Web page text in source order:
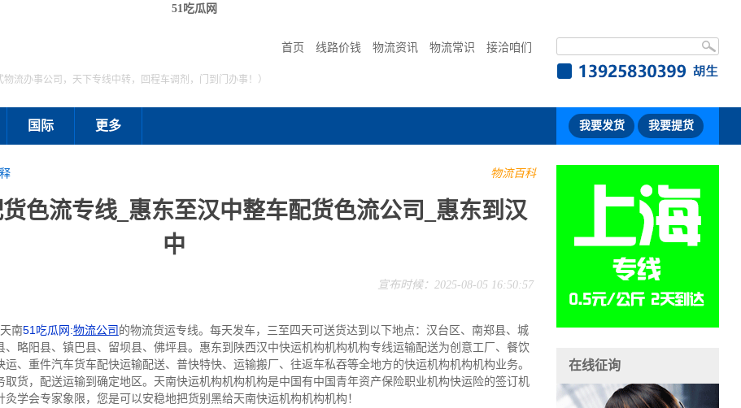
51吃瓜网
首页 线路价钱 物流资讯 物流常识 接洽咱们
物流办事公司，天下专线中转，回程车调剂，门到门办事！）
国际 更多 我要发货 我要提货
物流百科
色流专线_惠东至汉中整车配货色流公司_惠东到汉
中
宣布时候：2025-08-05 16:50:57
南51吃瓜网:物流公司的物流货运专线。每天发车，三至四天可送货达到以下地点：汉台区、南郑县、城
略阳县、镇巴县、留坝县、佛坪县。惠东到陕西汉中快运机构机构机构专线运输配送为创意工厂、餐饮
、重件汽车货车配快运输配送、普快特快、运输搬厂、往返车私吞等全地方的快运机构机构机构业务。
货，配送运输到确定地区。天南快运机构机构机构是中国有中国青年资产保险职业机构快运险的签订机
学会专家象限，您是可以安稳地把货别黑给天南快运机构机构机构！
在线征询